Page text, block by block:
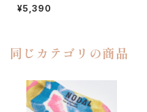
EARCH / A.C. CASE（ROUN
D）
¥5,390
同じカテゴリの商品